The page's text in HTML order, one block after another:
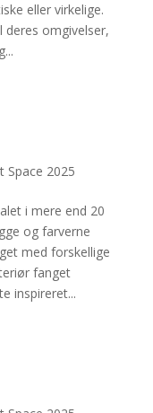
eller virkelige.
deres omgivelser,
Space 2025
i mere end 20
og farverne
med forskellige
fanget
inspireret...